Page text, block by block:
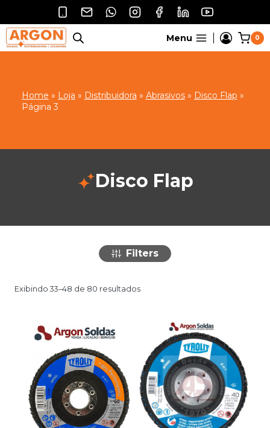
o
Conteúdo
Menu 0
Home » Loja » Distribuidora » Abrasivos» Disco Flap »
Página 3
Disco Flap
Filters
Exibindo 33–48 de 80 resultados